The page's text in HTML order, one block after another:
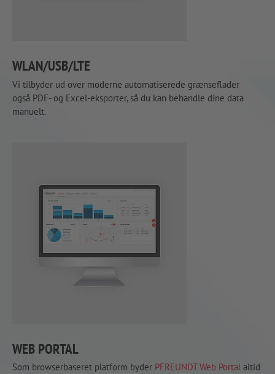
WLAN/USB/LTE
Vi tilbyder ud over moderne automatiserede grænseflader
også PDF- og Excel-eksporter, så du kan behandle dine data
manuelt.
WEB PORTAL
Som browserbaseret platform byder PFREUNDT Web Portal altid